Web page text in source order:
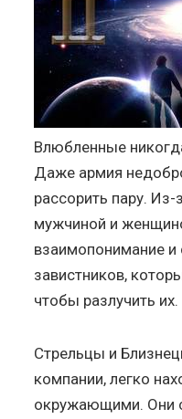
Влюбленные
Даже армия
рассорить пару.
мужчиной и
взаимопонимание и
завистников,
чтобы разлучить их.
Стрельцы и
компании, легко
окружающими. Они